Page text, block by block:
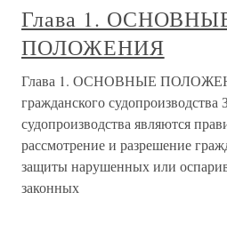
Глава 1.
ПОЛОЖЕНИЯ
Глава 1. ОСНОВНЫЕ
гражданского судопроизводства
судопроизводства являются
рассмотрение и разрешение
защиты нарушенных или
законных